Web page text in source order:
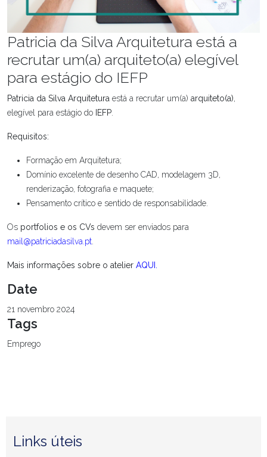
Patricia da Silva Arquitetura está a
recrutar um(a) arquiteto(a) elegível
para estágio do IEFP
Patricia da Silva Arquitetura está a recrutar um(a) arquiteto(a),
elegível para estágio do IEFP
Requisitos:
Formação em Arquitetura;
Domínio excelente de desenho CAD, modelagem 3D,
renderização, fotografia e maquete;
Pensamento crítico e sentido de responsabilidade.
Os portfolios e os CVs devem ser enviados para
mail@patriciadasilva.pt
Mais informações sobre o atelier AQUI
Date
21 novembro 2024
Tags
Emprego
Links úteis